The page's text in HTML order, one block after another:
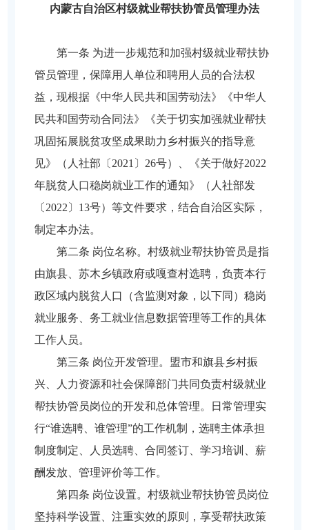
内蒙古自治区村级就业帮扶协管员管理办法
第一条 为进一步规范和加强村级就业帮扶协
管员管理，保障用人单位和聘用人员的合法权
益，现根据《中华人民共和国劳动法》《中华人
民共和国劳动合同法》《关于切实加强就业帮扶
巩固拓展脱贫攻坚成果助力乡村振兴的指导意
见》（人社部〔2021〕26号）、《关于做好2022
年脱贫人口稳岗就业工作的通知》（人社部发
〔2022〕13号）等文件要求，结合自治区实际，
制定本办法。
第二条 岗位名称。村级就业帮扶协管员是指
由旗县、苏木乡镇政府或嘎查村选聘，负责本行
政区域内脱贫人口（含监测对象，以下同）稳岗
就业服务、务工就业信息数据管理等工作的具体
工作人员。
第三条 岗位开发管理。盟市和旗县乡村振
兴、人力资源和社会保障部门共同负责村级就业
帮扶协管员岗位的开发和总体管理。日常管理实
行“谁选聘、谁管理”的工作机制，选聘主体承担
制度制定、人员选聘、合同签订、学习培训、薪
酬发放、管理评价等工作。
第四条 岗位设置。村级就业帮扶协管员岗位
坚持科学设置、注重实效的原则，享受帮扶政策